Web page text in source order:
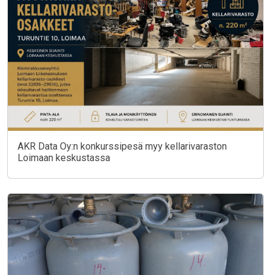
AKR Data Oy:n konkurssipesä myy kellarivaraston
Loimaan keskustassa